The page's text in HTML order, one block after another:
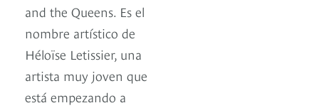
and the Queens. Es el
nombre artístico de
Héloïse Letissier, una
artista muy joven que
está empezando a